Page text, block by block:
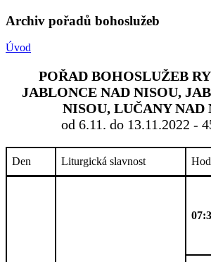
Archiv pořadů bohoslužeb
Úvod
POŘAD BOHOSLUŽEB
JABLONCE NAD NISOU,
NISOU, LUČANY NAD
od 6.11. do 13.11.2022 -
Den Liturgická slavnost